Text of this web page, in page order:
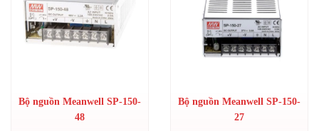
Bộ nguồn Meanwell SP-150-
48
Bộ nguồn Meanwell SP-150-
27